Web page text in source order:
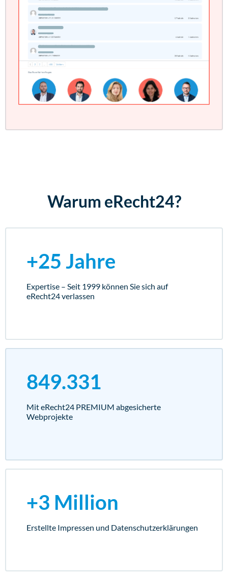
Warum eRecht24?
+25 Jahre
Expertise – Seit 1999 können Sie sich auf
eRecht24 verlassen
849.331
Mit eRecht24 PREMIUM abgesicherte
Webprojekte
+3 Million
Erstellte Impressen und Datenschutz­erklärungen